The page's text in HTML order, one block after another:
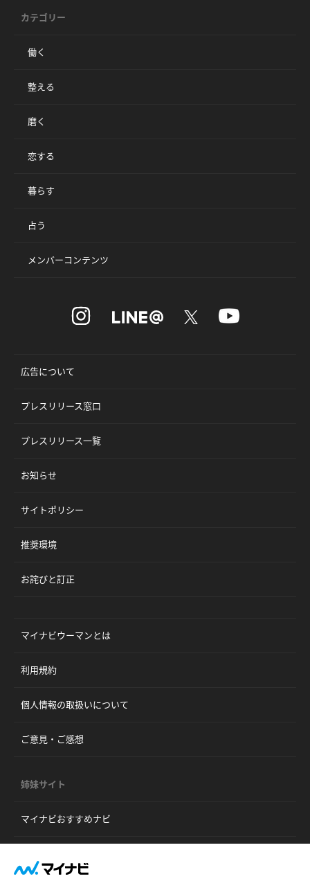
カテゴリー
働く
整える
磨く
恋する
暮らす
占う
メンバーコンテンツ
広告について
プレスリリース窓口
プレスリリース一覧
お知らせ
サイトポリシー
推奨環境
お詫びと訂正
マイナビウーマンとは
利用規約
個人情報の取扱いについて
ご意見・ご感想
姉妹サイト
マイナビおすすめナビ